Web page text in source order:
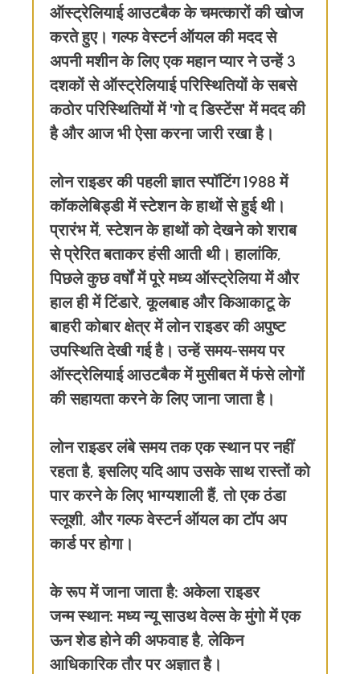
ऑस्ट्रेलियाई आउटबैक के चमत्कारों की खोज
करते हुए। गल्फ वेस्टर्न ऑयल की मदद से
अपनी मशीन के लिए एक महान प्यार ने उन्हें 3
दशकों से ऑस्ट्रेलियाई परिस्थितियों के सबसे
कठोर परिस्थितियों में 'गो द डिस्टेंस' में मदद की
है और आज भी ऐसा करना जारी रखा है।
लोन राइडर की पहली ज्ञात स्पॉटिंग 1988 में
कॉकलेबिड्डी में स्टेशन के हाथों से हुई थी।
प्रारंभ में, स्टेशन के हाथों को देखने को शराब
से प्रेरित बताकर हंसी आती थी। हालांकि,
पिछले कुछ वर्षों में पूरे मध्य ऑस्ट्रेलिया में और
हाल ही में टिंडारे, कूलबाह और किआकाटू के
बाहरी कोबार क्षेत्र में लोन राइडर की अपुष्ट
उपस्थिति देखी गई है। उन्हें समय-समय पर
ऑस्ट्रेलियाई आउटबैक में मुसीबत में फंसे लोगों
की सहायता करने के लिए जाना जाता है।
लोन राइडर लंबे समय तक एक स्थान पर नहीं
रहता है, इसलिए यदि आप उसके साथ रास्तों को
पार करने के लिए भाग्यशाली हैं, तो एक ठंडा
स्लूशी, और गल्फ वेस्टर्न ऑयल का टॉप अप
कार्ड पर होगा।
के रूप में जाना जाता है: अकेला राइडर
जन्म स्थान:मध्य न्यू साउथ वेल्स के मुंगो में एक
ऊन शेड होने की अफवाह है, लेकिन
आधिकारिक तौर पर अज्ञात है।